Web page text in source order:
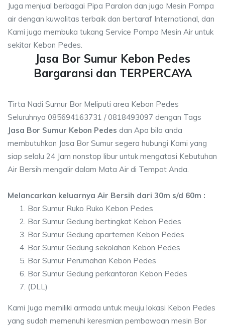
Juga menjual berbagai Pipa Paralon dan juga Mesin Pompa
air dengan kuwalitas terbaik dan bertaraf International, dan
Kami juga membuka tukang Service Pompa Mesin Air untuk
sekitar Kebon Pedes.
Jasa Bor Sumur Kebon Pedes
Bargaransi dan TERPERCAYA
Tirta Nadi Sumur Bor Meliputi area Kebon Pedes
Seluruhnya 085694163731 / 0818493097 dengan Tags
Jasa Bor Sumur Kebon Pedes dan Apa bila anda
membutuhkan Jasa Bor Sumur segera hubungi Kami yang
siap selalu 24 Jam nonstop libur untuk mengatasi Kebutuhan
Air Bersih mengalir dalam Mata Air di Tempat Anda.
Melancarkan keluarnya Air Bersih dari 30m s/d 60m :
Bor Sumur Ruko Ruko Kebon Pedes
Bor Sumur Gedung bertingkat Kebon Pedes
Bor Sumur Gedung apartemen Kebon Pedes
Bor Sumur Gedung sekolahan Kebon Pedes
Bor Sumur Perumahan Kebon Pedes
Bor Sumur Gedung perkantoran Kebon Pedes
(DLL)
Kami Juga memiliki armada untuk meuju lokasi Kebon Pedes
yang sudah memenuhi keresmian pembawaan mesin Bor